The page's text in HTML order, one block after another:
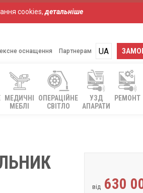
cookies,детальніше
оснащення Партнерам UA
RU
МЕДИЧНІ
МЕБЛІ
ОПЕРАЦІЙНЕ
СВІТЛО
УЗД
АПАРАТИ
РЕМОНТ
від 630